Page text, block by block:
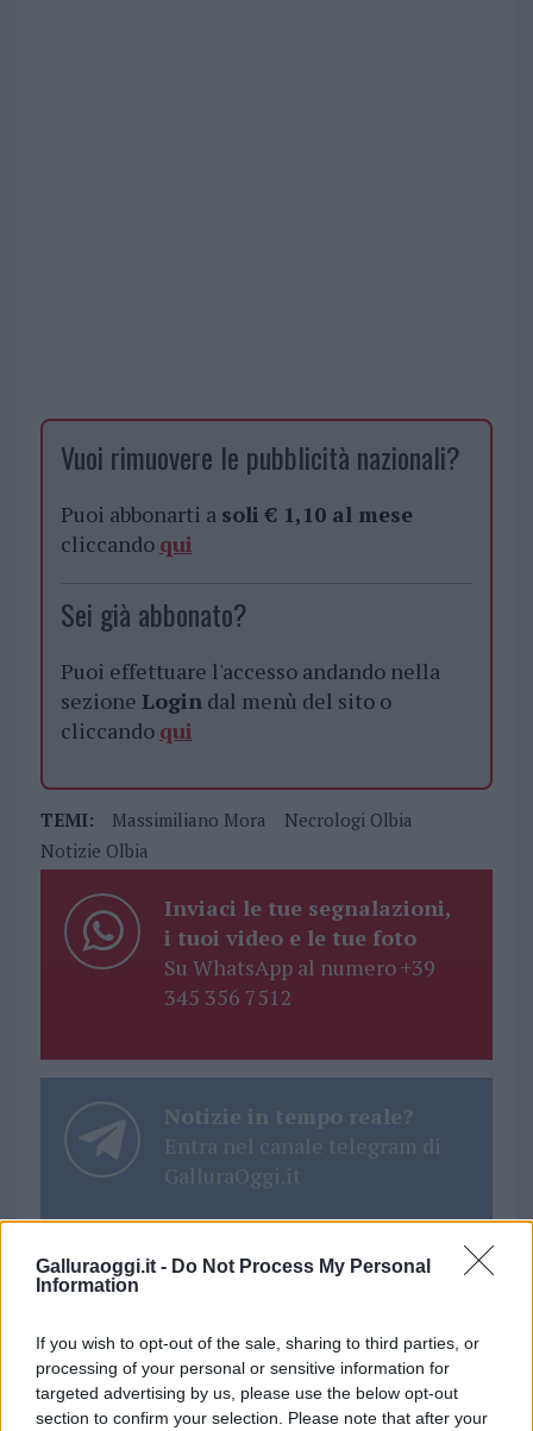
Galluraoggi.it - Do Not Process My Personal
Information
If you wish to opt-out of the sale, sharing to third parties, or
processing of your personal or sensitive information for
targeted advertising by us, please use the below opt-out
section to confirm your selection. Please note that after your
Vuoi rimuovere le pubblicità nazionali?
Puoi abbonarti a soli € 1,10 al mese
cliccando qui
Sei già abbonato?
Puoi effettuare l'accesso andando nella
sezione Logindal menù del sito o
cliccando qui
TEMI: Massimiliano Mora
Necrologi Olbia
Notizie Olbia
Inviaci le tue segnalazioni,
i tuoi video e le tue foto
Su WhatsApp al numero +39
345 356 7512
Notizie in tempo reale?
Entra nel canale telegram di
GalluraOggi.it
daGoogle News